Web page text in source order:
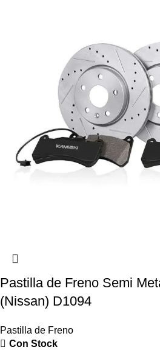
Pastilla de Freno Semi
(Nissan) D1094
Pastilla de Freno
Con Stock